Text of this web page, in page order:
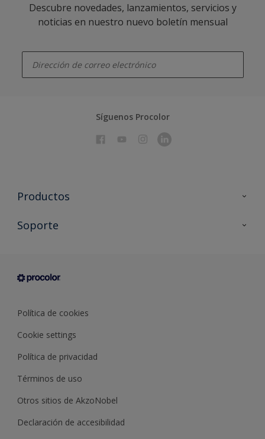
Descubre novedades, lanzamientos, servicios y
noticias en nuestro nuevo boletín mensual
Síguenos Procolor
Productos
Todos los productos
Condiciones generales de venta
Soporte
Sobre Procolor
Política de cookies
Cookie settings
Política de privacidad
Términos de uso
Otros sitios de AkzoNobel
Declaración de accesibilidad